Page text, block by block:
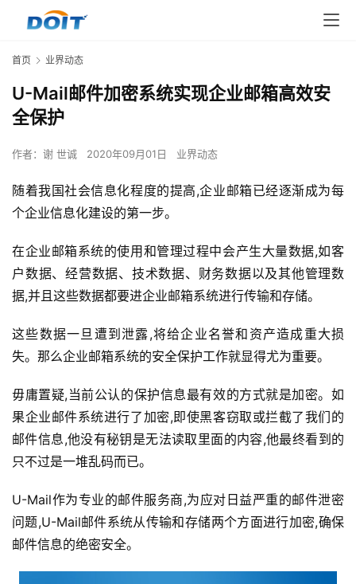
首页 业界动态
U-Mail邮件加密系统实现企业邮箱高效安
全保护
作者： 谢 世诚 2020年09月01日 业界动态
随着我国社会信息化程度的提高,企业邮箱已经逐渐成为每
个企业信息化建设的第一步。
在企业邮箱系统的使用和管理过程中会产生大量数据,如客
户数据、经营数据、技术数据、财务数据以及其他管理数
据,并且这些数据都要进企业邮箱系统进行传输和存储。
这些数据一旦遭到泄露,将给企业名誉和资产造成重大损
失。那么企业邮箱系统的安全保护工作就显得尤为重要。
毋庸置疑,当前公认的保护信息最有效的方式就是加密。如
果企业邮件系统进行了加密,即使黑客窃取或拦截了我们的
邮件信息,他没有秘钥是无法读取里面的内容,他最终看到的
只不过是一堆乱码而已。
U-Mail作为专业的邮件服务商,为应对日益严重的邮件泄密
问题,U-Mail邮件系统从传输和存储两个方面进行加密,确保
邮件信息的绝密安全。